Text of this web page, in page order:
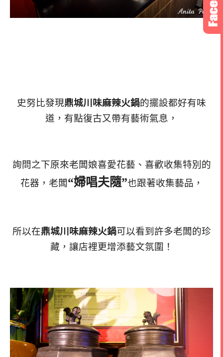
史努比發現鼎城川味麻辣火鍋的擺設都好有味
道，有點復古又帶有藝術氣息，
詢問之下原來老闆娘喜愛花藝、喜歡收集特別的
花器，老闆“婦唱夫隨”也跟著收集藝品，
所以在鼎城川味麻辣火鍋可以看到許多老闆的珍
藏，讓店裡更增添藝文氛圍！